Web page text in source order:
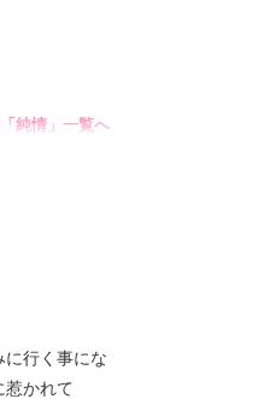
「純情」一覧へ
行く事にな
惹かれて